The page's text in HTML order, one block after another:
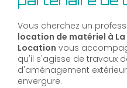
Vous cherchez un
location de matériel à
Location vous
qu'il s'agisse de travaux
d'aménagement
envergure.